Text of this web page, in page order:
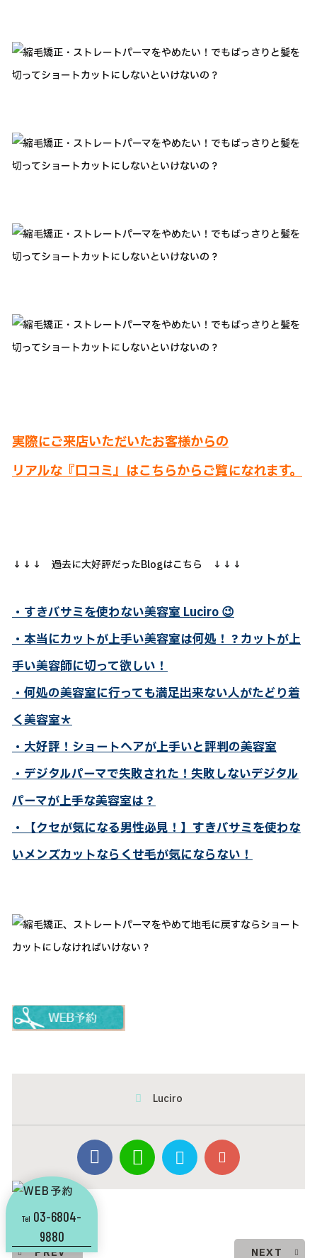
実際にご来店いただいたお客様からの
リアルな『口コミ』はこちらからご覧になれます。
↓↓↓ 過去に大好評だったBlogはこちら ↓↓↓
・すきバサミを使わない美容室 Luciro😉
・本当にカットが上手い美容室は何処！？カットが上
手い美容師に切って欲しい！
・何処の美容室に行っても満足出来ない人がたどり着
く美容室＊
・大好評！ショートヘアが上手いと評判の美容室
・デジタルパーマで失敗された！失敗しないデジタル
パーマが上手な美容室は？
・【クセが気になる男性必見！】すきバサミを使わな
いメンズカットならくせ毛が気にならない！
Luciro
PREV NEXT
Tel 03-6804-
9880